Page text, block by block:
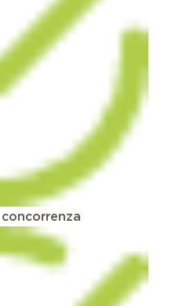
concorrenza